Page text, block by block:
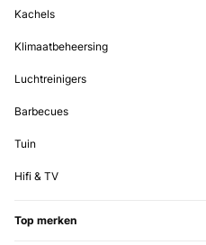
Kachels
Klimaatbeheersing
Luchtreinigers
Barbecues
Tuin
Hifi & TV
Top merken